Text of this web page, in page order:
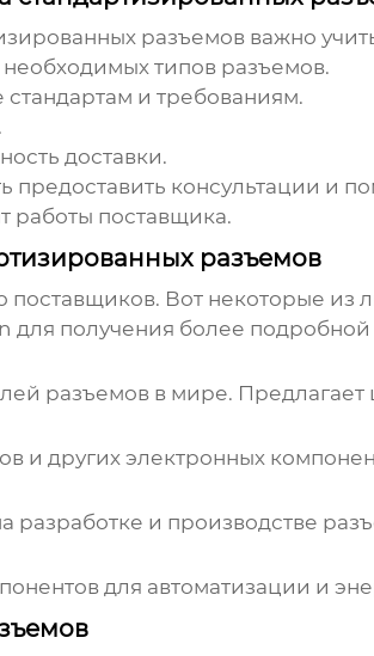
разъемовважно
типов разъемов.
стандартам и требованиям.
доставки.
предоставить консультации и
работы поставщика.
разъемов
Вот некоторые из
для получения более
разъемов в мире.
и других электронных
и производстве
для автоматизации и